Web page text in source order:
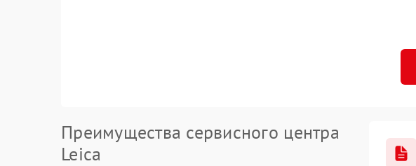
Преимущества сервисного центра
Leica